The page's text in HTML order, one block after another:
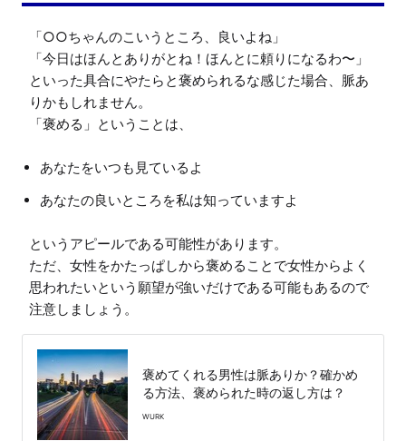
「○○ちゃんのこいうところ、良いよね」
「今日はほんとありがとね！ほんとに頼りになるわ〜」
といった具合にやたらと褒められるな感じた場合、脈あ
りかもしれません。
あなたをいつも見ているよ
あなたの良いところを私は知っていますよ
というアピールである可能性があります。
ただ、女性をかたっぱしから褒めることで女性からよく
思われたいという願望が強いだけである可能もあるので
褒めてくれる男性は脈ありか？確かめ
る方法、褒められた時の返し方は？
WURK